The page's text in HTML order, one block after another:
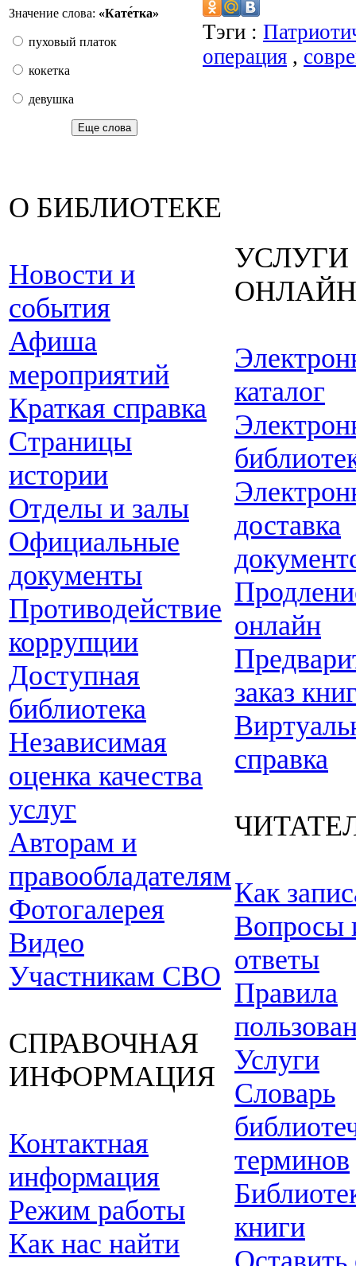
Значение слова: «Кате́тка»
пуховый платок
кокетка
девушка
Еще слова
Тэги :
операция ,
О БИБЛИОТЕКЕ
Новости и
события
Афиша
мероприятий
Краткая справка
Страницы
истории
Отделы и залы
Официальные
документы
Противодействие
коррупции
Доступная
библиотека
Независимая
оценка качества
услуг
Авторам и
правообладателям
Фотогалерея
Видео
Участникам СВО
СПРАВОЧНАЯ
ИНФОРМАЦИЯ
Контактная
информация
Режим работы
Как нас найти
УСЛУГИ
ОНЛАЙН
каталог
доставка
онлайн
заказ
справка
Как
Вопросы
ответы
Правила
Услуги
Словарь
терминов
книги